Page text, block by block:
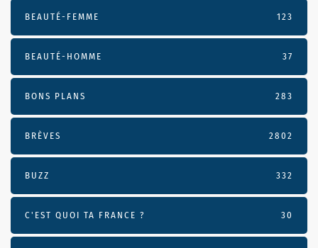
BEAUTÉ-FEMME 123
BEAUTÉ-HOMME 37
BONS PLANS 283
BRÈVES 2802
BUZZ 332
C'EST QUOI TA FRANCE ? 30